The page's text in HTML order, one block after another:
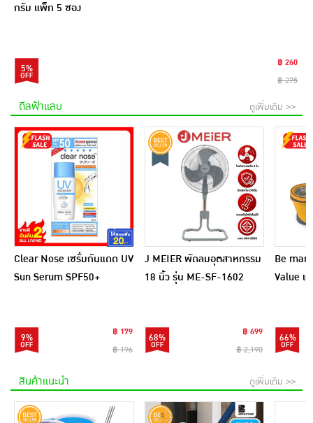
กรัม แพ็ก 5 ซอง
5%
฿ 260
฿ 275
ดีลฟ้าแลบ ดูเพิ่มเติม >>
Clear Nose เซรั่มกันแดด UV
Sun Serum SPF50+
9%
฿ 179
฿ 196
J MEIER พัดลมอุตสาหกรรม
18 นิ้ว รุ่น ME-SF-1602
68%
฿ 699
฿ 2,190
Be
Value แ
66%
สินค้าแนะนำ ดูเพิ่มเติม >>